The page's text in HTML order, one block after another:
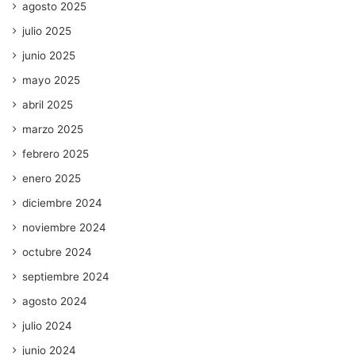
agosto 2025
julio 2025
junio 2025
mayo 2025
abril 2025
marzo 2025
febrero 2025
enero 2025
diciembre 2024
noviembre 2024
octubre 2024
septiembre 2024
agosto 2024
julio 2024
junio 2024